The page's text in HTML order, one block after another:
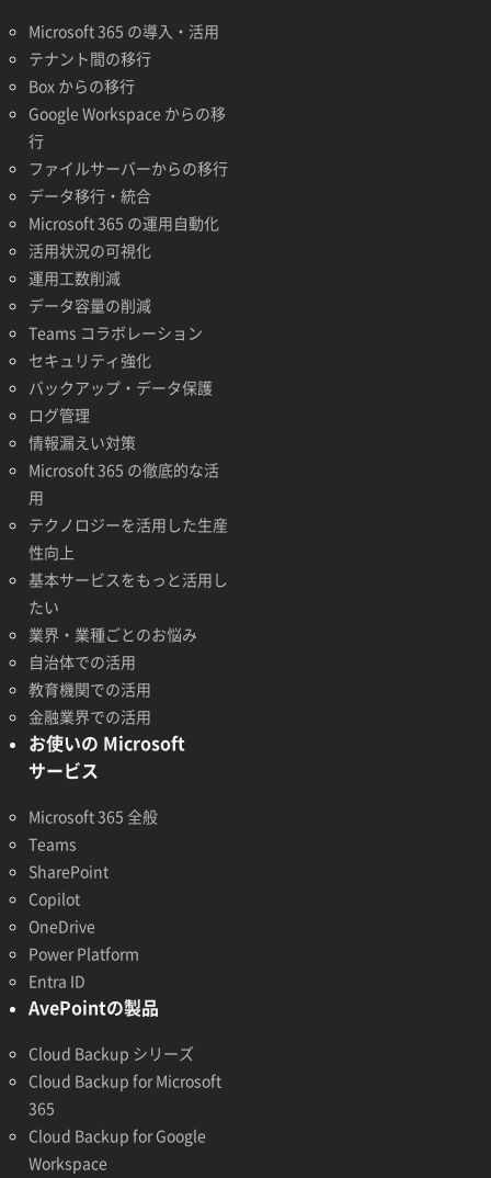
Microsoft 365 の導入・活用
テナント間の移行
Box からの移行
Google Workspace からの移
行
ファイルサーバーからの移行
データ移行・統合
Microsoft 365 の運用自動化
活用状況の可視化
運用工数削減
データ容量の削減
Teams コラボレーション
セキュリティ強化
バックアップ・データ保護
ログ管理
情報漏えい対策
Microsoft 365 の徹底的な活
用
テクノロジーを活用した生産
性向上
基本サービスをもっと活用し
たい
業界・業種ごとのお悩み
自治体での活用
教育機関での活用
金融業界での活用
お使いの Microsoft
サービス
Microsoft 365 全般
Teams
SharePoint
Copilot
OneDrive
Power Platform
Entra ID
AvePointの製品
Cloud Backup シリーズ
Cloud Backup for Microsoft
365
Cloud Backup for Google
Workspace